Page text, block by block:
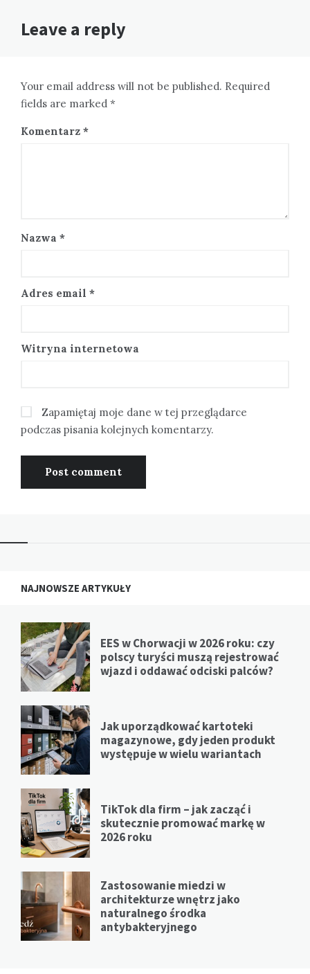
Leave a reply
Your email address will not be published. Required
fields are marked *
Komentarz *
Nazwa *
Adres email *
Witryna internetowa
Zapamiętaj moje dane w tej przeglądarce
podczas pisania kolejnych komentarzy.
NAJNOWSZE ARTYKUŁY
EES w Chorwacji w 2026 roku: czy
polscy turyści muszą rejestrować
wjazd i oddawać odciski palców?
Jak uporządkować kartoteki
magazynowe, gdy jeden produkt
występuje w wielu wariantach
TikTok dla firm – jak zacząć i
skutecznie promować markę w
2026 roku
Zastosowanie miedzi w
architekturze wnętrz jako
naturalnego środka
antybakteryjnego